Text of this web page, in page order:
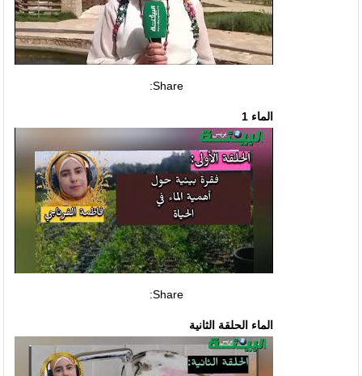
Share:
الماء 1
Share:
الماء الحلقة الثانية